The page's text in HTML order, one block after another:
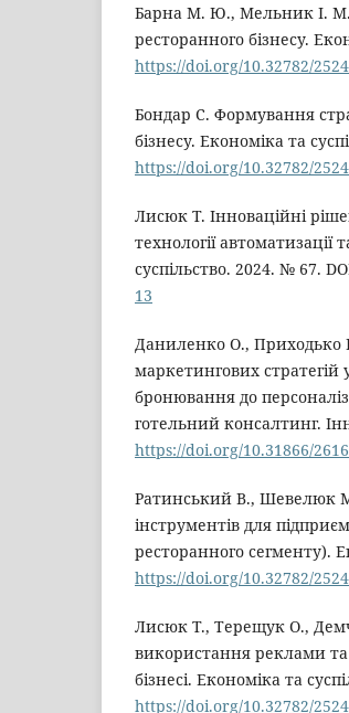
Барна М. Ю., Мельник І. М.
ресторанного бізнесу.
https://doi.org/10.32782/
Бондар С. Формування
бізнесу. Економіка та
https://doi.org/10.32782/
Лисюк Т. Інноваційні
технології автоматизації
суспільство. 2024. № 67.
13
Даниленко О., Приходько
маркетингових стратегій
бронювання до
готельний консалтинг.
https://doi.org/10.31866/
Ратинський В., Шевелюк
інструментів для
ресторанного сегменту).
https://doi.org/10.32782/
Лисюк Т., Терещук О.,
використання реклами та
бізнесі. Економіка та
https://doi.org/10.32782/